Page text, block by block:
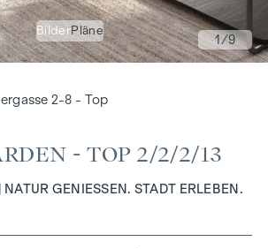
BilderPläne
1/9
2-8 - Top
- TOP 2/2/2/13
GENIESSEN. STADT ERLEBEN.